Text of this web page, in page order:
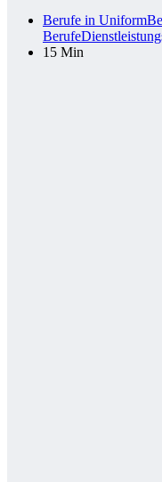
Berufe in Uniform
Berufe
15 Min